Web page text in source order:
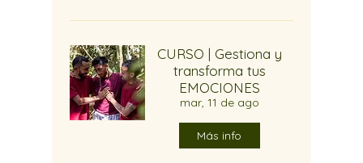
CURSO | Gestiona y
transforma tus
EMOCIONES
mar, 11 de ago
Más info